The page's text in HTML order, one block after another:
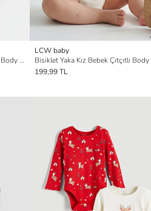
Baskılı Kız Uzun Kollu Bebek Çıtçıtlı Body 2'li
LCW baby
Bisiklet Yaka Kız Bebek Çıtçıtlı Body
199,99 TL